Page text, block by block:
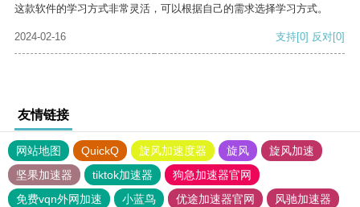
这款软件的学习方式非常灵活，可以根据自己的需求选择学习方式。
2024-02-16 支持[0] 反对[0]
友情链接
网站地图 QuickQ 旋风加速度器 旋风
旋风加速
坚果加速器
tiktok加速器
狗急加速器官网
免费vqn外网加速
小蓝鸟 优途加速器官网
风驰加速器